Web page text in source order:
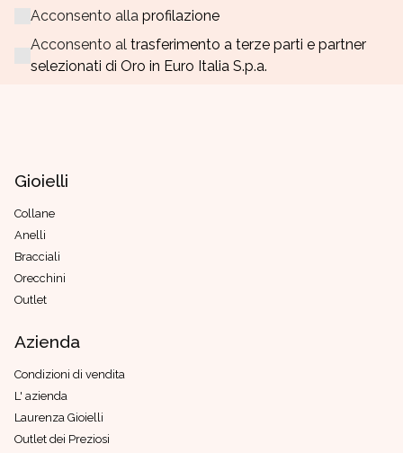
Acconsento alla profilazione
Acconsento al trasferimento a terze parti e partner
selezionati di Oro in Euro Italia S.p.a.
Gioielli
Collane
Anelli
Bracciali
Orecchini
Outlet
Azienda
Condizioni di vendita
L' azienda
Laurenza Gioielli
Outlet dei Preziosi